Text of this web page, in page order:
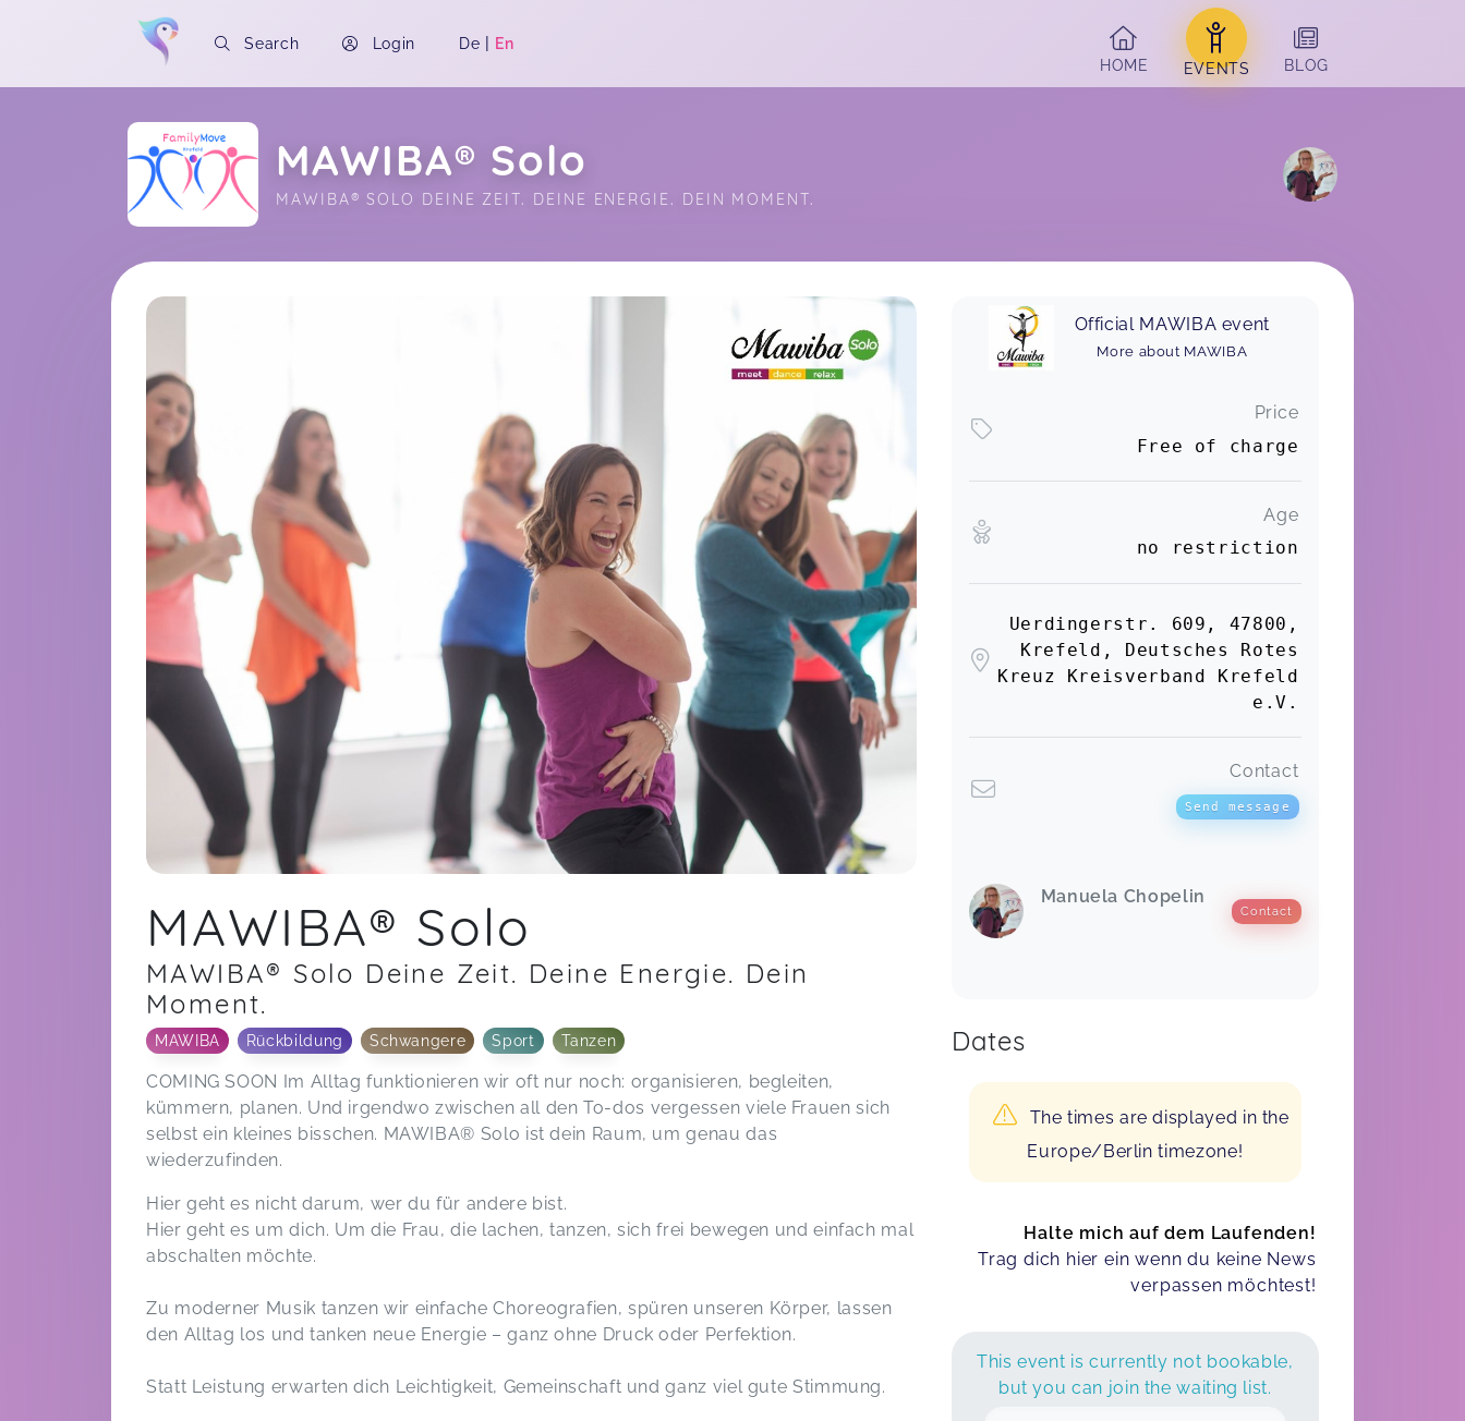
Search Login De | En
HOME
EVENTS BLOG
MAWIBA® Solo
MAWIBA® SOLO DEINE ZEIT. DEINE ENERGIE. DEIN MOMENT.
Soon you will learn more about me here...
MAWIBA® Solo
MAWIBA® Solo Deine Zeit. Deine Energie. Dein
Moment.
MAWIBA Rückbildung Schwangere Sport Tanzen
COMING SOON Im Alltag funktionieren wir oft nur noch: organisieren, begleiten,
kümmern, planen. Und irgendwo zwischen all den To-dos vergessen viele Frauen sich
selbst ein kleines bisschen. MAWIBA® Solo ist dein Raum, um genau das
wiederzufinden.
Hier geht es nicht darum, wer du für andere bist.
Hier geht es um dich. Um die Frau, die lachen, tanzen, sich frei bewegen und einfach mal
abschalten möchte.
Zu moderner Musik tanzen wir einfache Choreografien, spüren unseren Körper, lassen
den Alltag los und tanken neue Energie – ganz ohne Druck oder Perfektion.
Statt Leistung erwarten dich Leichtigkeit, Gemeinschaft und ganz viel gute Stimmung.
Official MAWIBA event
More about MAWIBA
Price
Free of charge
Age
no restriction
Uerdingerstr. 609, 47800,
Krefeld, Deutsches Rotes
Kreuz Kreisverband Krefeld
e.V.
Contact
Send message
Manuela Chopelin
Contact
Dates
The times are displayed in the
Europe/Berlin timezone!
Halte mich auf dem Laufenden!
Trag dich hier ein wenn du keine News
verpassen möchtest!
This event is currently not bookable,
but you can join the waiting list.